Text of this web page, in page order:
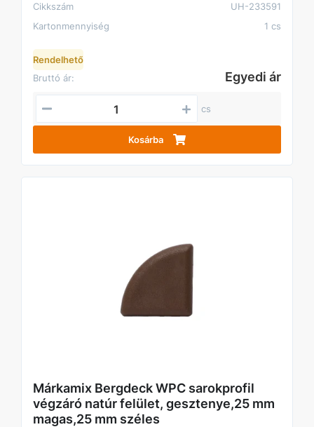
Cikkszám
UH-233591
Kartonmennyiség
1 cs
Rendelhető
Bruttó ár:
Egyedi ár
cs
Kosárba
Márkamix Bergdeck WPC sarokprofil
végzáró natúr felület, gesztenye,25 mm
magas,25 mm széles